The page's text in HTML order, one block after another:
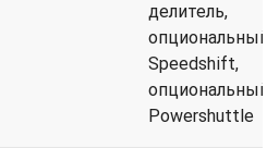
делитель,
опциональный
Speedshift,
опциональный
Powershuttle